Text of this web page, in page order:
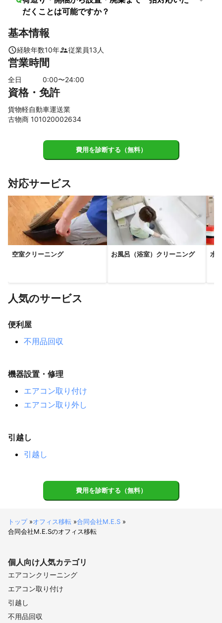
知内町 浦幌町 西興部村 奥尻町 中川町
陸別町
北見市
雄武町
佐呂間町
枝幸町 釧路市
美幌町
鶴居村
利尻富士町
大空町
標茶町
留別村
別海町
標津町 根室市
だくことは可能ですか？
基本情報
経験年数10年 従業員13 人
営業時間
全日 0:00〜24:00
資格・免許
貨物軽自動車運送業
古物商 101020002634
費用を診断する（無料）
対応サービス
空室クリーニング お風呂（浴室）クリーニング 水
人気のサービス
便利屋
不用品回収
機器設置・修理
エアコン取り付け
エアコン取り外し
引越し
引越し
費用を診断する（無料）
トップ»オフィス移転 »合同会社M.E.S »
合同会社M.E.Sのオフィス移転
個人向け人気カテゴリ
エアコンクリーニング
エアコン取り付け
引越し
不用品回収